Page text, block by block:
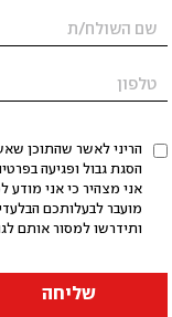
הריני לאשר שהתוכן
אני מצהיר כי אני מודע
מועבר לבעלותכם
ותידרשו למסור אותם
שליחה